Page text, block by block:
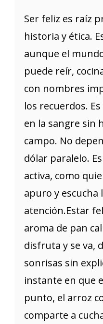
Ser feliz es raíz
historia y ética.
aunque el
puede reír,
con nombres
los recuerdos.
en la sangre sin
campo. No
dólar paralelo.
activa, como
apuro y escucha
atención.Estar
aroma de pan
disfruta y se va,
sonrisas sin
instante en que
punto, el arroz
comparte a